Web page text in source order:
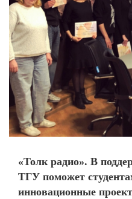
«Толк радио». В
ТГУ поможет
инновационные